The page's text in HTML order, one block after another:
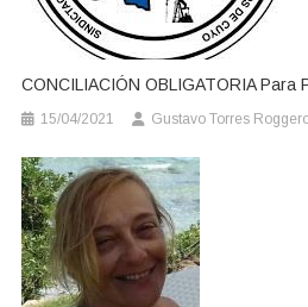
CONCILIACIÓN OBLIGATORIA Para
15/04/2021 Gustavo Torres